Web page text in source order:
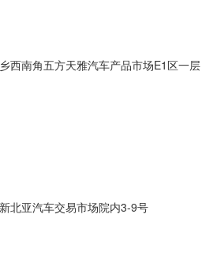
西南角五方天雅汽车产品市场E1区一层
北亚汽车交易市场院内3-9号